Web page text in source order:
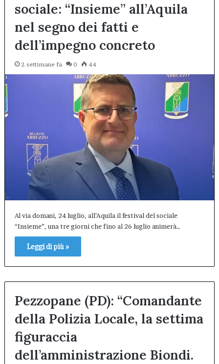
sociale: “Insieme” all’Aquila
nel segno dei fatti e
dell’impegno concreto
2 settimane fa 0 44
Al via domani, 24 luglio, all’Aquila il festival del sociale
“Insieme”, una tre giorni che fino al 26 luglio animerà…
Leggi di più »
Pezzopane (PD): “Comandante
della Polizia Locale, la settima
figuraccia
dell’amministrazione Biondi.